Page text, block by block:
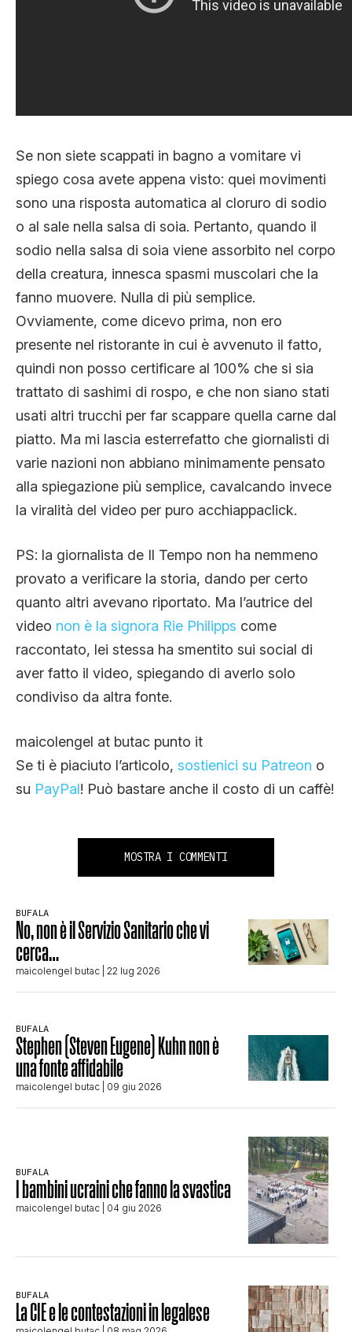
Se non siete scappati in bagno a vomitare vi
spiego cosa avete appena visto: quei movimenti
sono una risposta automatica al cloruro di sodio
o al sale nella salsa di soia. Pertanto, quando il
sodio nella salsa di soia viene assorbito nel corpo
della creatura, innesca spasmi muscolari che la
fanno muovere. Nulla di più semplice.
Ovviamente, come dicevo prima, non ero
presente nel ristorante in cui è avvenuto il fatto,
quindi non posso certificare al 100% che si sia
trattato di sashimi di rospo, e che non siano stati
usati altri trucchi per far scappare quella carne dal
piatto. Ma mi lascia esterrefatto che giornalisti di
varie nazioni non abbiano minimamente pensato
alla spiegazione più semplice, cavalcando invece
la viralità del video per puro acchiappaclick.
PS: la giornalista de Il Tempo non ha nemmeno
provato a verificare la storia, dando per certo
quanto altri avevano riportato. Ma l’autrice del
video non è la signora Rie Philipps come
raccontato, lei stessa ha smentito sui social di
aver fatto il video, spiegando di averlo solo
condiviso da altra fonte.
maicolengel at butac punto it
Se ti è piaciuto l’articolo, sostienici su Patreon o
su PayPal! Può bastare anche il costo di un caffè!
MOSTRA I COMMENTI
BUFALA
No, non è il Servizio Sanitario che vi
cerca…
maicolengel butac | 22 lug 2026
BUFALA
Stephen (Steven Eugene) Kuhn non è
una fonte affidabile
maicolengel butac | 09 giu 2026
BUFALA
I bambini ucraini che fanno la svastica
maicolengel butac | 04 giu 2026
BUFALA
La CIE e le contestazioni in legalese